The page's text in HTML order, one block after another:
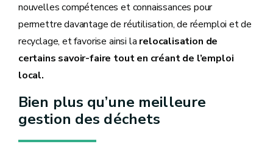
nouvelles compétences et connaissances pour
permettre davantage de réutilisation, de réemploi et de
recyclage, et favorise ainsi la relocalisation de
certains savoir-faire tout en créant de l’emploi
local.
Bien plus qu’une meilleure
gestion des déchets